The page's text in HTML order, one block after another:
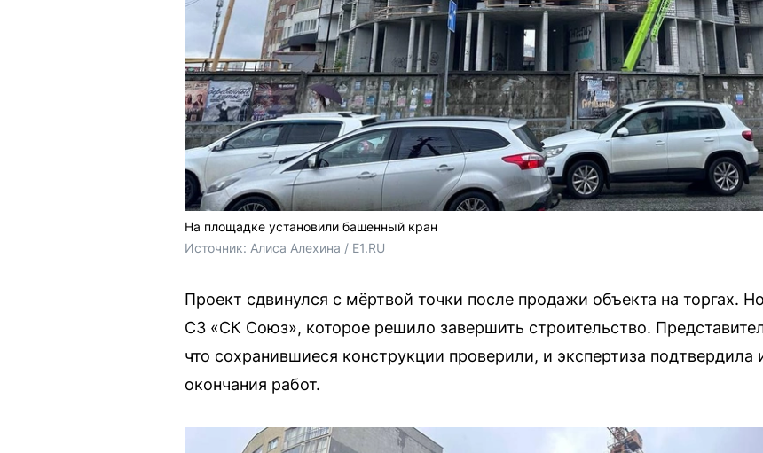
На площадке установили башенный кран
Источник: Алиса Алехина / E1.RU
Проект сдвинулся с мёртвой точки после продажи объекта на торгах.
СЗ «СК Союз», которое решило завершить строительство.
что сохранившиеся конструкции проверили, и экспертиза подтвердила
окончания работ.